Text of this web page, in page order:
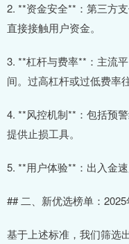
2. **资金安全**：第三方
直接接触用户资金。
3. **杠杆与费率**：主流
间。过高杠杆或过低费率
4. **风控机制**：包括预
提供止损工具。
5. **用户体验**：出入金
## 二、新优选榜单：
基于上述标准，我们筛选